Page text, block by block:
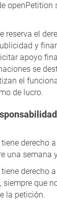
openPetition
reserva el
y
apoyo
se
el
de lucro.
derecho
una semana
derecho
siempre que
la petición.